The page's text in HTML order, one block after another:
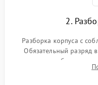
2.
Разборка корпуса с
Обязательный разряд
вспышки для
пыли, песка и следов